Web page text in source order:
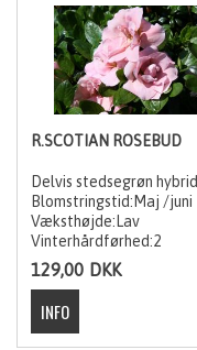
R.SCOTIAN ROSEBUD
Delvis stedsegrøn hybrid
Blomstringstid:Maj /juni
Væksthøjde:Lav
Vinterhårdførhed:2
129,00 DKK